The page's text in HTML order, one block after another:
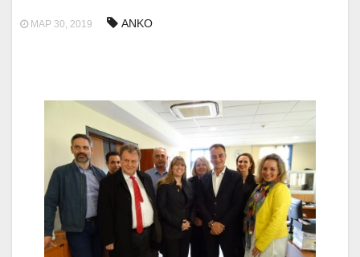
ΜΑΡ 30, 2019 ΑΝΚΟ